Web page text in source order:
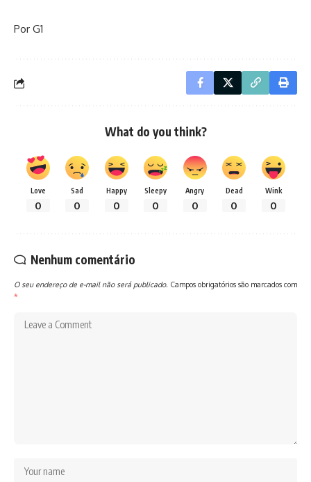
Por G1
What do you think?
Love
0
Sad
0
Happy
0
Sleepy
0
Angry
0
Dead
0
Wink
0
Nenhum comentário
O seu endereço de e-mail não será publicado. Campos obrigatórios são marcados com
*